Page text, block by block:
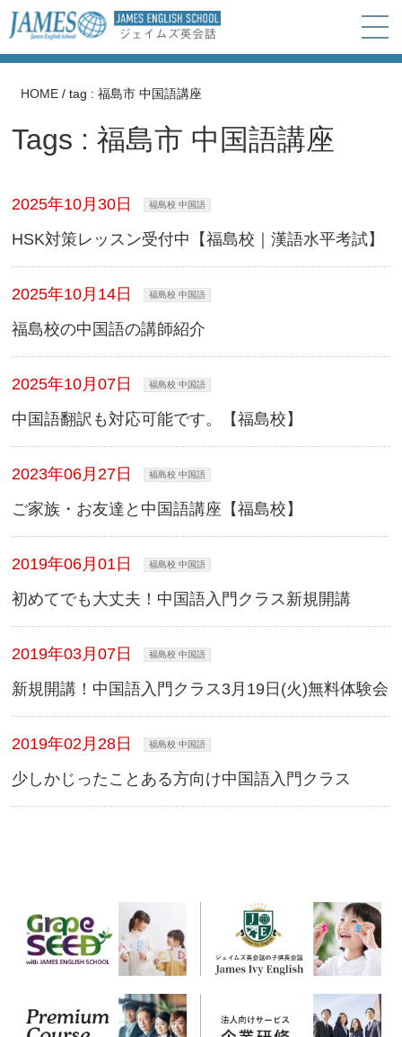
HOME /tag : 福島市 中国語講座
Tags : 福島市 中国語講座
2025年10月30日 福島校 中国語
HSK対策レッスン受付中【福島校｜漢語水平考試】
2025年10月14日 福島校 中国語
福島校の中国語の講師紹介
2025年10月07日 福島校 中国語
中国語翻訳も対応可能です。【福島校】
2023年06月27日 福島校 中国語
ご家族・お友達と中国語講座【福島校】
2019年06月01日 福島校 中国語
初めてでも大丈夫！中国語入門クラス新規開講
2019年03月07日 福島校 中国語
新規開講！中国語入門クラス3月19日(火)無料体験会
2019年02月28日 福島校 中国語
少しかじったことある方向け中国語入門クラス